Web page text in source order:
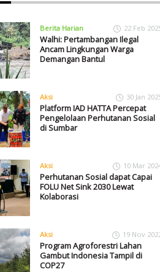
Berita Harian 22 Feb
Walhi: Pertambangan Ilegal
Ancam Lingkungan Warga
Demangan Bantul
Aksi 30 Jan
Platform IAD HATTA Percepat
Pengelolaan Perhutanan Sosial
di Sumbar
Aksi 10 Mar
Perhutanan Sosial dapat Capai
FOLU Net Sink 2030 Lewat
Kolaborasi
Aksi 19 Nov
Program Agroforestri Lahan
Gambut Indonesia Tampil di
COP27